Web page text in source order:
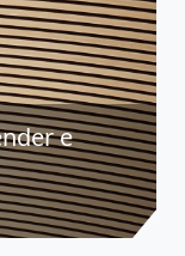
e